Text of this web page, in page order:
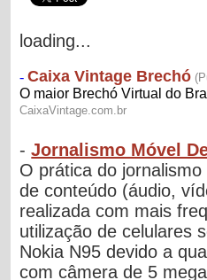
loading...
-Jornalismo Móvel
O prática do
de conteúdo (áudio,
realizada com mais
utilização de celulares
Nokia N95 devido a
com câmera de 5